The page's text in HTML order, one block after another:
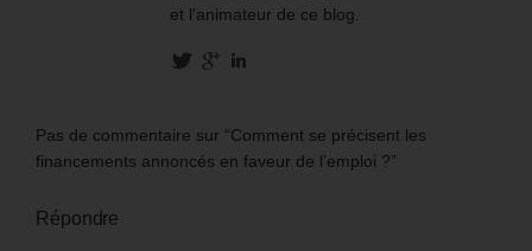
et l'animateur de ce blog.
Pas de commentaire sur “Comment se précisent les
financements annoncés en faveur de l’emploi ?”
Répondre